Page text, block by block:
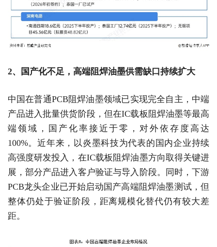
2、国产化不足，高端阻焊油墨供需缺口持续扩大
中国在普通PCB阻焊油墨领域已实现完全自主，中端
产品进入批量供货阶段，但在IC载板阻焊油墨等最高
端领域，国产化率接近于零，对外依存度高达
100%。近年来，以炎墨科技为代表的国内企业持续
高强度研发投入，在IC载板阻焊油墨方向取得关键进
展，部分产品进入客户验证与导入阶段。同时，下游
PCB龙头企业已开始启动国产高端阻焊油墨测试，但
整体仍处于验证阶段，距离规模化替代仍有较大差
距。